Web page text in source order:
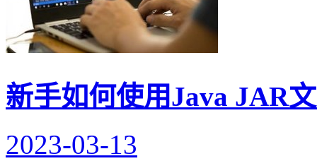
新手如何使用Java JAR
2023-03-13